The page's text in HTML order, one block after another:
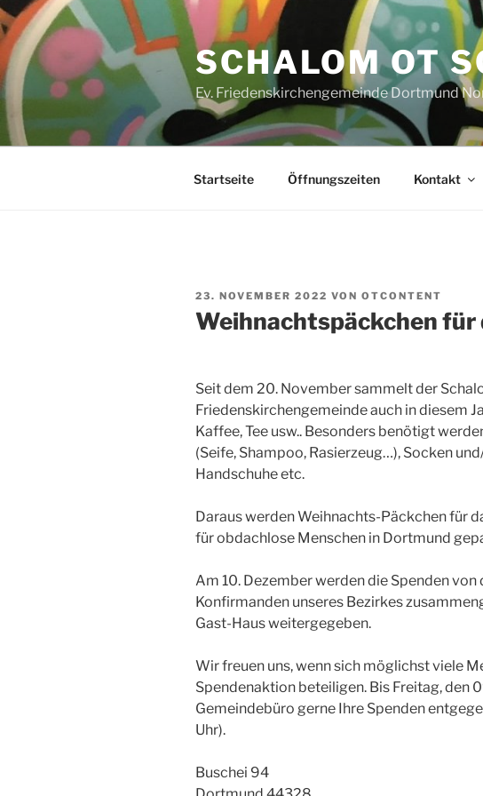
Zum
Inhalt
springen
SCHALOM OT
Ev. Friedenskirchengemeinde Dortmund
Startseite Öffnungszeiten Kontakt
VERÖFFENTLICHT
AM
23. NOVEMBER 2022 VON OTCONTENT
Weihnachtspäckchen für
Seit dem 20. November sammelt der
Friedenskirchengemeinde auch in diesem
Kaffee, Tee usw.. Besonders benötigt
(Seife, Shampoo, Rasierzeug…), Socken
Handschuhe etc.
Daraus werden Weihnachts-Päckchen für
für obdachlose Menschen in Dortmund
Am 10. Dezember werden die Spenden
Konfirmanden unseres Bezirkes
Gast-Haus weitergegeben.
Wir freuen uns, wenn sich möglichst viele
Spendenaktion beteiligen. Bis Freitag, den
Gemeindebüro gerne Ihre Spenden
Uhr).
Buschei 94